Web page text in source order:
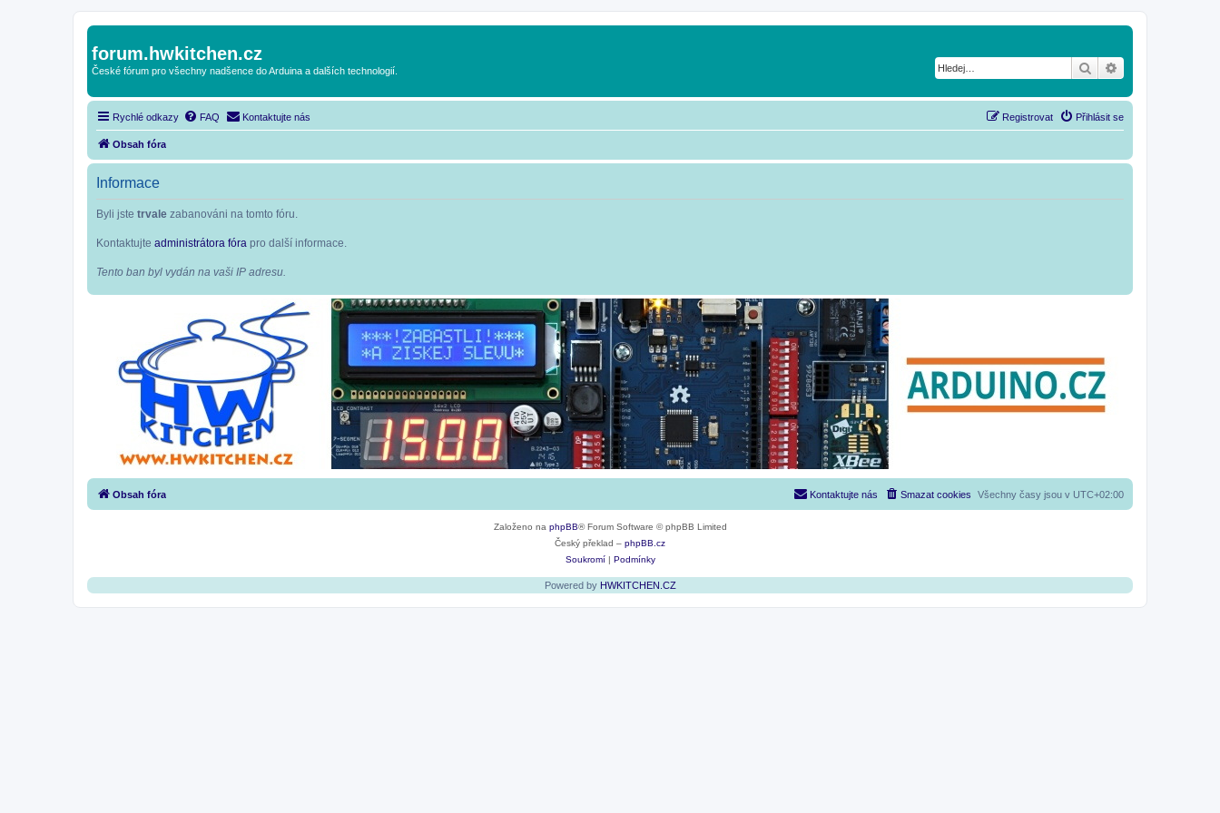
forum.hwkitchen.cz
České fórum pro všechny nadšence do Arduina a dalších technologií. Hledat
Rychlé odkazy FAQ Kontaktujte nás Přihlásit se
Registrovat
Obsah fóra
Informace
Byli jste trvale zabanováni na tomto fóru.
Kontaktujte administrátora fóra pro další informace.
Tento ban byl vydán na vaši IP adresu.
Obsah fóra Všechny časy jsou v UTC+02:00
Smazat cookies
Kontaktujte nás
Založeno na phpBB® Forum Software © phpBB Limited
Český překlad – phpBB.cz
Soukromí| Podmínky
Powered by HWKITCHEN.CZ